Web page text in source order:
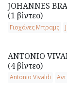
JOHANNES
(1 βίντεο)
Γιοχάνες Μπραμς
ANTONIO
(4 βίντεο)
Antonio Vivaldi